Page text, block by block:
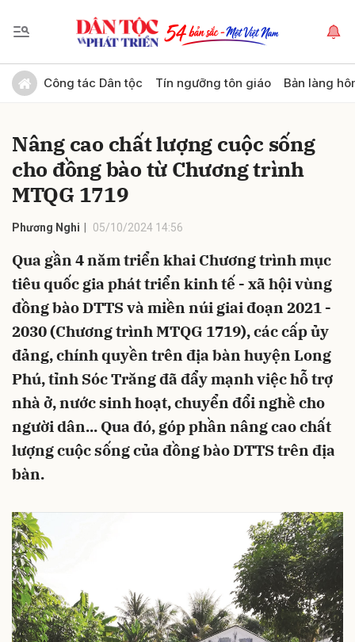
Công tác Dân tộc Tín ngưỡng tôn giáo Bản làng
Nâng cao chất lượng cuộc sống
cho đồng bào từ Chương trình
MTQG 1719
Phương Nghi 05/10/2024 14:56
Qua gần 4 năm triển khai Chương trình mục
tiêu quốc gia phát triển kinh tế - xã hội vùng
đồng bào DTTS và miền núi giai đoạn 2021 -
2030 (Chương trình MTQG 1719), các cấp ủy
đảng, chính quyền trên địa bàn huyện Long
Phú, tỉnh Sóc Trăng đã đẩy mạnh việc hỗ trợ
nhà ở, nước sinh hoạt, chuyển đổi nghề cho
người dân... Qua đó, góp phần nâng cao chất
lượng cuộc sống của đồng bào DTTS trên địa
bàn.
Gửi bình luận